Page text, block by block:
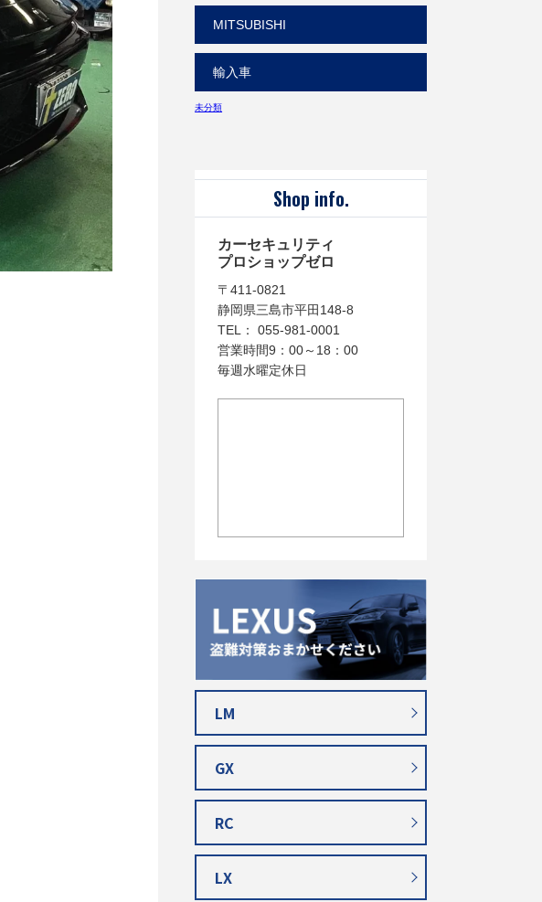
MITSUBISHI
輸入車
未分類
Shop info.
カーセキュリティ
プロショップゼロ
〒411-0821
静岡県三島市平田148-8
TEL： 055-981-0001
営業時間9：00～18：00
毎週水曜定休日
LM
GX
RC
LX